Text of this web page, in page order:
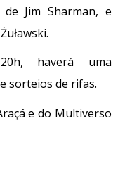
de Jim Sharman, e
haverá uma
sorteios de rifas.
e do Multiverso